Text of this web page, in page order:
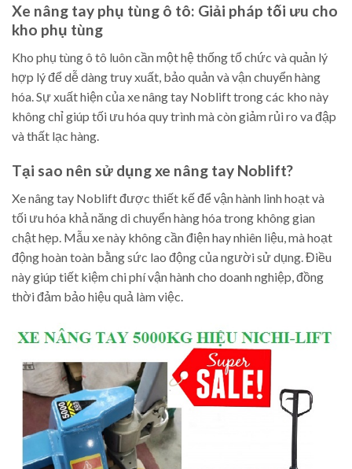
Xe nâng tay phụ tùng ô tô: Giải pháp tối ưu cho
kho phụ tùng
Kho phụ tùng ô tô luôn cần một hệ thống tổ chức và quản lý
hợp lý để dễ dàng truy xuất, bảo quản và vận chuyển hàng
hóa. Sự xuất hiện của xe nâng tay Noblift trong các kho này
không chỉ giúp tối ưu hóa quy trình mà còn giảm rủi ro va đập
và thất lạc hàng.
Tại sao nên sử dụng xe nâng tay Noblift?
Xe nâng tay Noblift được thiết kế để vận hành linh hoạt và
tối ưu hóa khả năng di chuyển hàng hóa trong không gian
chật hẹp. Mẫu xe này không cần điện hay nhiên liệu, mà hoạt
động hoàn toàn bằng sức lao động của người sử dụng. Điều
này giúp tiết kiệm chi phí vận hành cho doanh nghiệp, đồng
thời đảm bảo hiệu quả làm việc.